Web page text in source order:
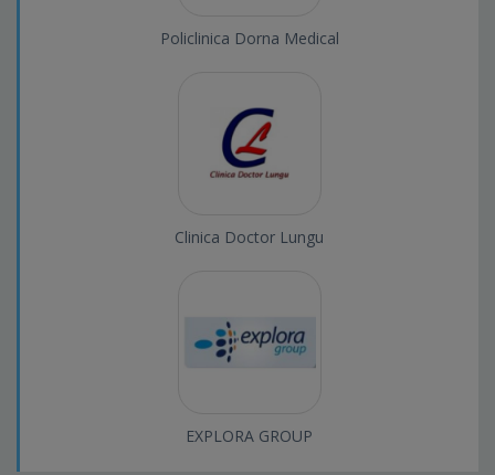
Policlinica Dorna Medical
Clinica Doctor Lungu
EXPLORA GROUP